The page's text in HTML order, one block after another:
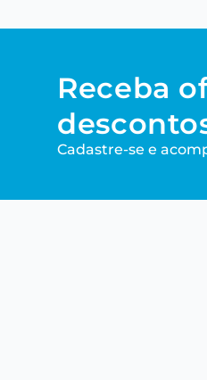
Receba
Cadastre-se e